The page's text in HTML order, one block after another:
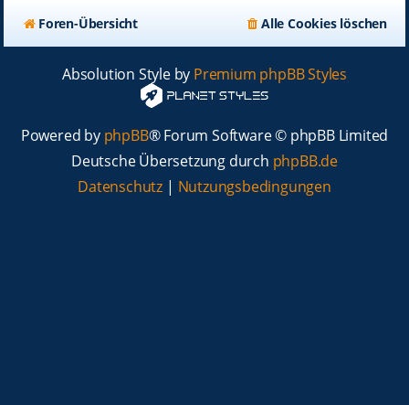
Foren-Übersicht Alle Cookies löschen
Absolution Style by Premium phpBB Styles
Powered by phpBB® Forum Software © phpBB Limited
Deutsche Übersetzung durch phpBB.de
Datenschutz | Nutzungsbedingungen